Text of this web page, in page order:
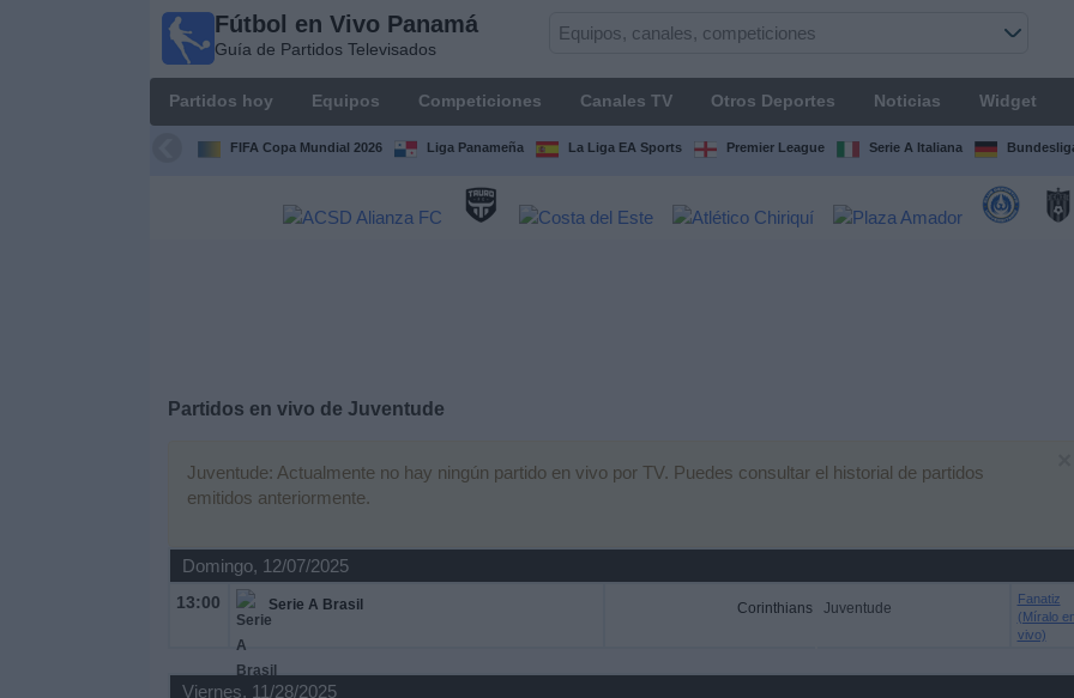
Fútbol en Vivo Panamá
Guía de Partidos Televisados
Partidos hoy Equipos Competiciones Canales TV Otros Deportes Noticias Widget
FIFA Copa Mundial 2026 Liga Panameña La Liga EA Sports Premier League Serie A Italiana
Partidos en vivo de Juventude
Juventude: Actualmente no hay ningún partido en vivo por TV. Puedes consultar el historial de partidos
emitidos anteriormente.
Domingo, 12/07/2025
13:00 Serie A Brasil Corinthians Juventude
Fanatiz
(Míralo en
vivo)
Viernes, 11/28/2025
Panamá